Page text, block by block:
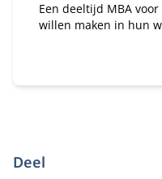
Een deeltijd MBA
willen maken in hun
Deel